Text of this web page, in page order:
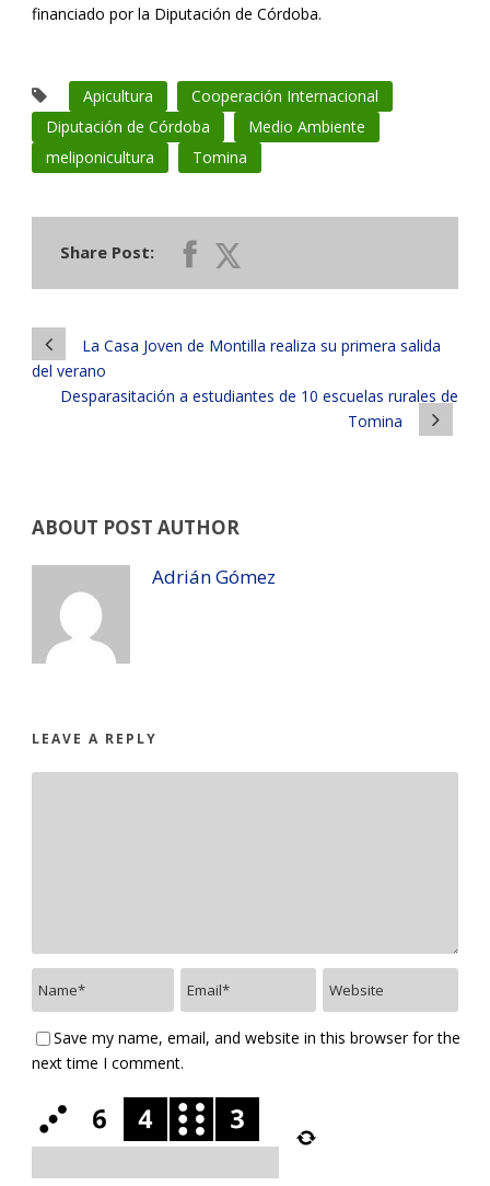
financiado por la Diputación de Córdoba.
Apicultura
Cooperación Internacional
Diputación de Córdoba
Medio Ambiente
meliponicultura
Tomina
Share Post:
La Casa Joven de Montilla realiza su primera salida
del verano
Desparasitación a estudiantes de 10 escuelas rurales de
Tomina
ABOUT POST AUTHOR
Adrián Gómez
LEAVE A REPLY
Save my name, email, and website in this browser for the
next time I comment.